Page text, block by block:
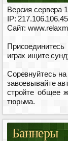
Версия сервера
IP:
Сайт:
играх ищите
Соревнуйтесь
завоевывайте
стройте общее
тюрьма.
Баннеры